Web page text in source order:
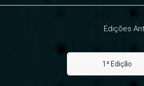
Edições
1ª Edição